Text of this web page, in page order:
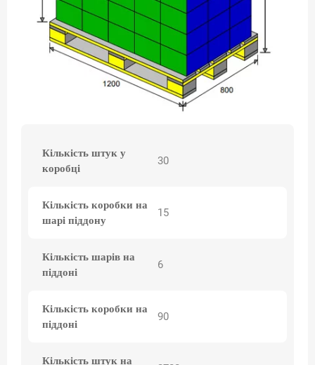
Кількість штук у
коробці
30
Кількість коробки на
шарі піддону
15
Кількість шарів на
піддоні
6
Кількість коробки на
піддоні
90
Кількість штук на